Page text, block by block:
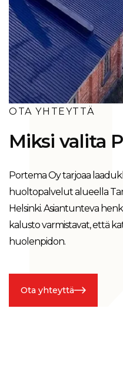
OTA YHTEYTTÄ
Miksi valita
Portema Oy tarjoaa
huoltopalvelut alueella
Helsinki. Asiantunteva
kalusto varmistavat, että
huolenpidon.
Ota yhteyttä